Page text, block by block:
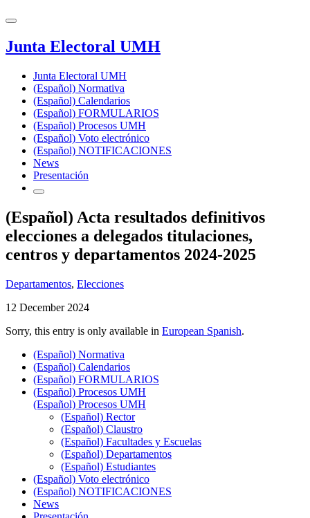
Junta Electoral UMH
Junta Electoral UMH
(Español) Normativa
(Español) Calendarios
(Español) FORMULARIOS
(Español) Procesos UMH
(Español) Voto electrónico
(Español) NOTIFICACIONES
News
Presentación
(Español) Acta resultados definitivos
elecciones a delegados titulaciones,
centros y departamentos 2024-2025
Departamentos, Elecciones
12 December 2024
Sorry, this entry is only available in European Spanish.
(Español) Normativa
(Español) Calendarios
(Español) FORMULARIOS
(Español) Procesos UMH
(Español) Procesos UMH
(Español) Rector
(Español) Claustro
(Español) Facultades y Escuelas
(Español) Departamentos
(Español) Estudiantes
(Español) Voto electrónico
(Español) NOTIFICACIONES
News